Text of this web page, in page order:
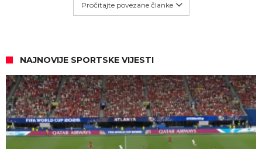
Pročitajte povezane članke
NAJNOVIJE SPORTSKE VIJESTI